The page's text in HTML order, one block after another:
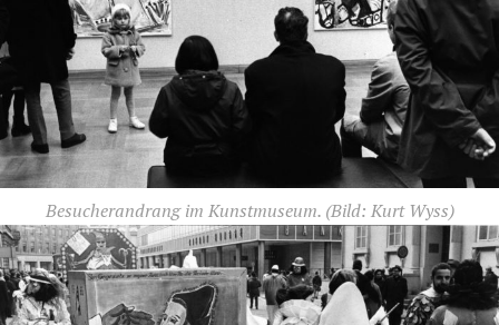
Besucherandrang im Kunstmuseum. (Bild: Kurt Wyss)